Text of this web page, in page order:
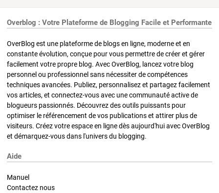
Overblog : Votre Plateforme de Blogging Facile et Performante
OverBlog est une plateforme de blogs en ligne, moderne et en
constante évolution, conçue pour vous permettre de créer et gérer
facilement votre propre blog. Avec OverBlog, lancez votre blog
personnel ou professionnel sans nécessiter de compétences
techniques avancées. Publiez, personnalisez et partagez facilement
vos articles, et connectez-vous avec une communauté active de
blogueurs passionnés. Découvrez des outils puissants pour
optimiser le référencement de vos publications et attirer plus de
visiteurs. Créez votre espace en ligne dès aujourd'hui avec OverBlog
et démarquez-vous dans l'univers du blogging.
Aide
Manuel
Contactez nous